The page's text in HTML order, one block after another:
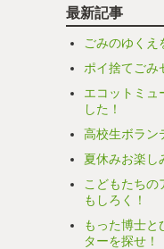
最新記事
ごみのゆくえ
ポイ捨てごみ
エコットミ
した！
高校生ボラン
夏休みお楽し
こどもたちの
もしろく！
もった博士
ターを探せ！